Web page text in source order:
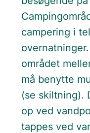
campering i
området
må benytte
(se skiltning).
op ved
tappes ved